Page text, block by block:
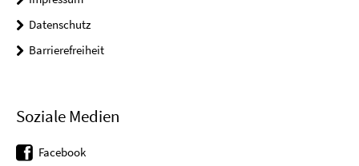
Datenschutz
Barrierefreiheit
Soziale Medien
Facebook